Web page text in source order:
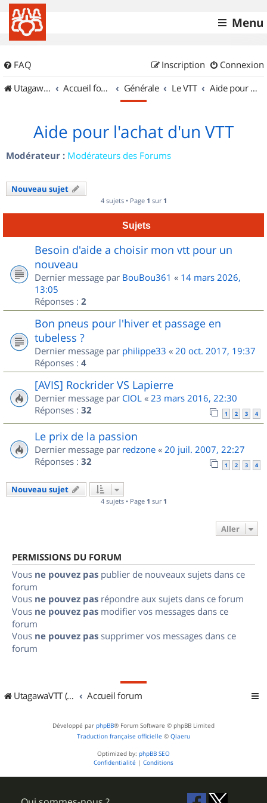
Menu
FAQ Connexion
Inscription
UtagawaVTT (Randos VTT et VTTAE avec traces GPS)
Accueil forum Générale Le VTT Aide pour l'achat d'un VTT
Aide pour l'achat d'un VTT
Modérateur : Modérateurs des Forums
Nouveau sujet
4 sujets • Page 1 sur 1
Sujets
Besoin d'aide a choisir mon vtt pour un
nouveau
Dernier message par BouBou361 « 14 mars 2026,
13:05
Réponses : 2
Bon pneus pour l'hiver et passage en
tubeless ?
Dernier message par philippe33 « 20 oct. 2017, 19:37
Réponses : 4
[AVIS] Rockrider VS Lapierre
Dernier message par CIOL « 23 mars 2016, 22:30
Réponses : 32 1 2 3 4
Le prix de la passion
Dernier message par redzone « 20 juil. 2007, 22:27
Réponses : 32 1 2 3 4
Nouveau sujet
4 sujets • Page 1 sur 1
Aller
PERMISSIONS DU FORUM
Vous ne pouvez pas publier de nouveaux sujets dans ce
forum
Vous ne pouvez pas répondre aux sujets dans ce forum
Vous ne pouvez pas modifier vos messages dans ce
forum
Vous ne pouvez pas supprimer vos messages dans ce
forum
UtagawaVTT (Randos VTT et VTTAE avec traces GPS) Accueil forum
Développé par phpBB® Forum Software © phpBB Limited
Traduction française officielle © Qiaeru
Optimized by: phpBB SEO
Confidentialité | Conditions